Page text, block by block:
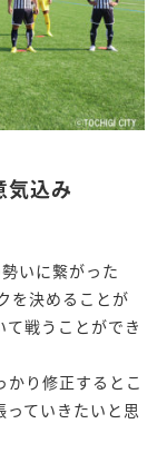
気込み
いに繋がった
を決めることが
戦うことができ
り修正するとこ
ていきたいと思